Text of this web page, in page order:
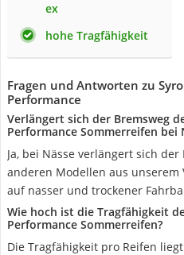
ex
hohe Tragfähigkeit
Fragen und Antworten zu
Performance
Verlängert sich der Bremsweg
Performance Sommerreifen bei
Ja, bei Nässe verlängert sich
anderen Modellen aus
auf nasser und trockener
Wie hoch ist die Tragfähigkeit
Performance Sommerreifen?
Die Tragfähigkeit pro Reifen